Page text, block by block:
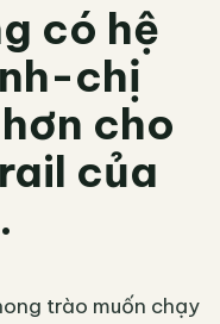
có hệ
chị
cho
của
trào muốn chạy